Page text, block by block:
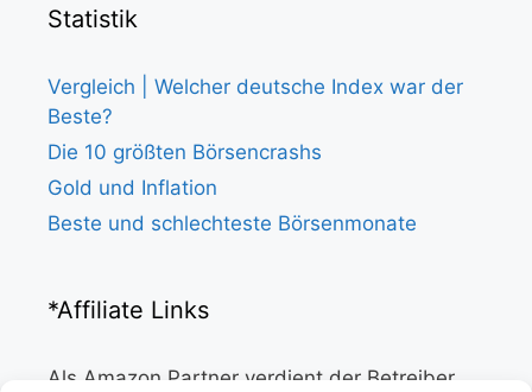
Statistik
Vergleich | Welcher deutsche Index war der
Beste?
Die 10 größten Börsencrashs
Gold und Inflation
Beste und schlechteste Börsenmonate
*Affiliate Links
Als Amazon Partner verdient der Betreiber